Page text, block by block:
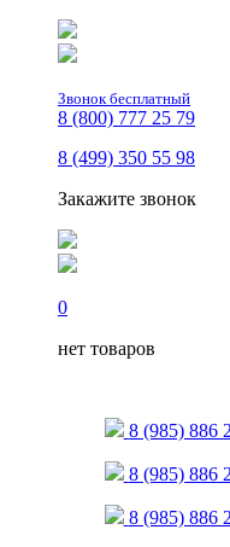
Звонок бесплатный
8 (800) 777 25 79
8 (499) 350 55 98
Закажите звонок
0
нет товаров
8 (985) 886
8 (985) 886
8 (985) 886